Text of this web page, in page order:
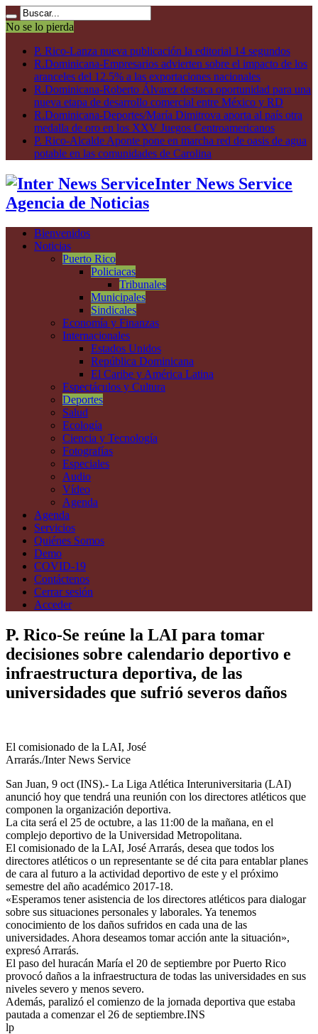
No se lo pierda
P. Rico-Lanza nueva publicación la editorial 14 segundos
R.Dominicana-Empresarios advierten sobre el impacto de los
aranceles del 12.5% a las exportaciones nacionales
R.Dominicana-Roberto Álvarez destaca oportunidad para una
nueva etapa de desarrollo comercial entre México y RD
R.Dominicana-Deportes/María Dimitrova aporta al país otra
medalla de oro en los XXV Juegos Centroamericanos
P. Rico-Alcalde Aponte pone en marcha red de oasis de agua
potable en las comunidades de Carolina
Inter News Service
Agencia de Noticias
Bienvenidos
Noticias
Puerto Rico
Policiacas
Tribunales
Municipales
Sindicales
Economía y Finanzas
Internacionales
Estados Unidos
República Dominicana
El Caribe y América Latina
Espectáculos y Cultura
Deportes
Salud
Ecología
Ciencia y Tecnología
Fotografías
Especiales
Audio
Vídeo
Agenda
Agenda
Servicios
Quiénes Somos
Demo
COVID-19
Contáctenos
Cerrar sesión
Acceder
P. Rico-Se reúne la LAI para tomar
decisiones sobre calendario deportivo e
infraestructura deportiva, de las
universidades que sufrió severos daños
El comisionado de la LAI, José
Arrarás./Inter News Service
San Juan, 9 oct (INS).- La Liga Atlética Interuniversitaria (LAI)
anunció hoy que tendrá una reunión con los directores atléticos que
componen la organización deportiva.
La cita será el 25 de octubre, a las 11:00 de la mañana, en el
complejo deportivo de la Universidad Metropolitana.
El comisionado de la LAI, José Arrarás, desea que todos los
directores atléticos o un representante se dé cita para entablar planes
de cara al futuro a la actividad deportivo de este y el próximo
semestre del año académico 2017-18.
«Esperamos tener asistencia de los directores atléticos para dialogar
sobre sus situaciones personales y laborales. Ya tenemos
conocimiento de los daños sufridos en cada una de las
universidades. Ahora deseamos tomar acción ante la situación»,
expresó Arrarás.
El paso del huracán María el 20 de septiembre por Puerto Rico
provocó daños a la infraestructura de todas las universidades en sus
niveles severo y menos severo.
Además, paralizó el comienzo de la jornada deportiva que estaba
pautada a comenzar el 26 de septiembre.INS
lp